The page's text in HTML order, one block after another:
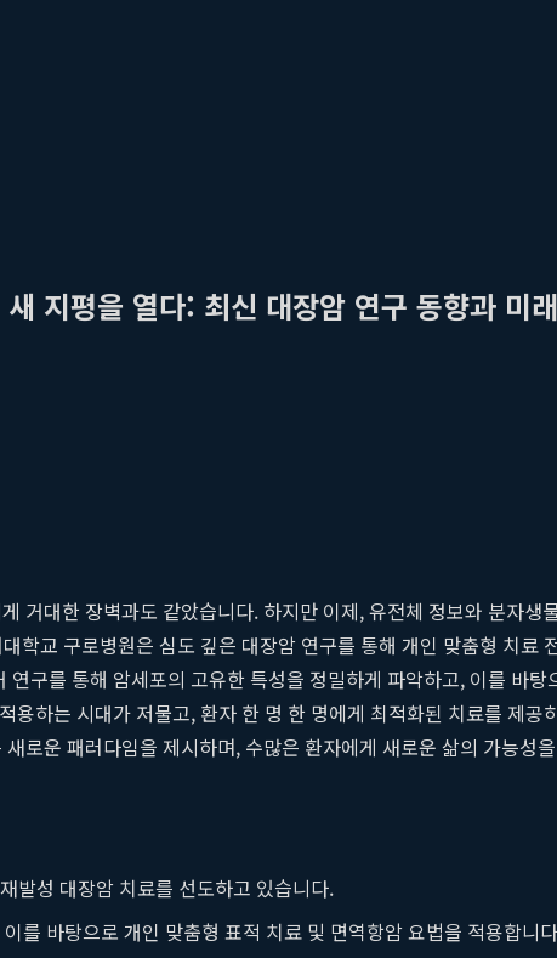
지평을 열다: 최신 대장암 연구 동향과 미래
거대한 장벽과도 같았습니다. 하지만 이제, 유전체 정보와 분자
교 구로병원은 심도 깊은 대장암 연구를 통해 개인 맞춤형 치료
구를 통해 암세포의 고유한 특성을 정밀하게 파악하고, 이를 바
하는 시대가 저물고, 환자 한 명 한 명에게 최적화된 치료를 제공
로운 패러다임을 제시하며, 수많은 환자에게 새로운 삶의 가능성
발성 대장암 치료를 선도하고 있습니다.
를 바탕으로 개인 맞춤형 표적 치료 및 면역항암 요법을 적용합니